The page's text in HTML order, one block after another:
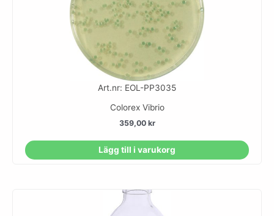
Art.nr: EOL-PP3035
Colorex Vibrio
359,00 kr
Lägg till i varukorg